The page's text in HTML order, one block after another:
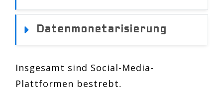
Datenmonetarisierung
Insgesamt sind Social-Media-
Plattformen bestrebt,